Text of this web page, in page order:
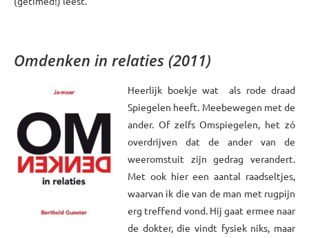
Omdenken in relaties (2011)
Heerlijk boekje wat als rode draad
Spiegelen heeft. Meebewegen met de
ander. Of zelfs Omspiegelen, het zó
overdrijven dat de ander van de
weeromstuit zijn gedrag verandert.
Met ook hier een aantal raadseltjes,
waarvan ik die van de man met rugpijn
erg treffend vond. Hij gaat ermee naar
de dokter, die vindt fysiek niks, maar